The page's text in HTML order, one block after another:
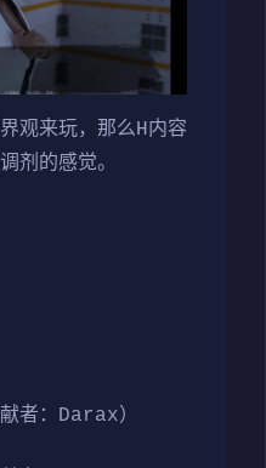
观来玩，那么H内容
剂的感觉。
者：Darax）